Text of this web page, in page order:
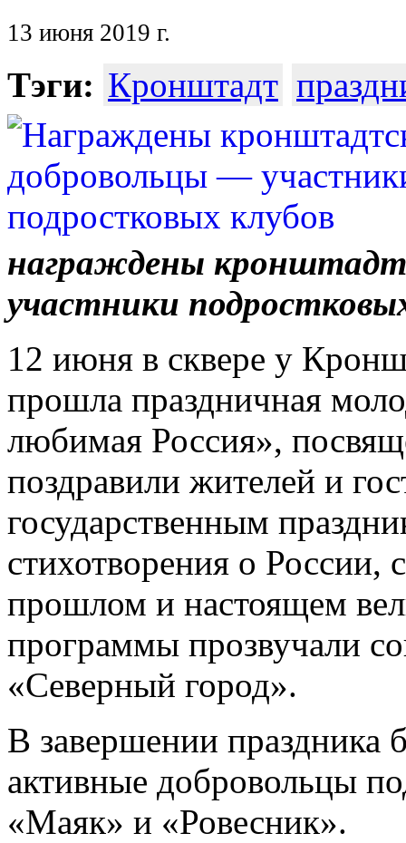
13 июня 2019 г.
Тэги: Кронштадт
награждены
участники
12 июня в сквере у
прошла праздничная
любимая Россия»,
поздравили жителей и
государственным
стихотворения о России,
прошлом и настоящем
программы прозвучали
«Северный город».
В завершении праздника
активные добровольцы
«Маяк» и «Ровесник».